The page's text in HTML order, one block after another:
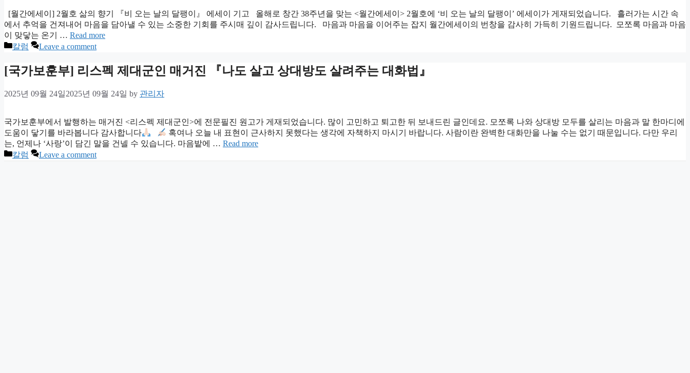
[월간에세이] 2월호 삶의 향기 『비 오는 날의 달팽이』 에세이 기고 올해로 창간 38주년을 맞는 <월간에세이> 2월호에 ‘비 오는 날의 달팽이’ 에세이가 게재되었습니다. 흘러가는 시간 속
에서 추억을 건져내어 마음을 담아낼 수 있는 소중한 기회를 주시매 깊이 감사드립니다. 마음과 마음을 이어주는 잡지 월간에세이의 번창을 감사히 가득히 기원드립니다. ​ 모쪼록 마음과 마음
이 맞닿는 온기 … Read more
Categories
칼럼 Leave a comment
[국가보훈부] 리스펙 제대군인 매거진 『나도 살고 상대방도 살려주는 대화법』
2025년 09월 24일2025년 09월 24일 by 관리자
국가보훈부에서 발행하는 매거진 <리스펙 제대군인>에 전문필진 원고가 게재되었습니다. 많이 고민하고 퇴고한 뒤 보내드린 글인데요. 모쪼록 나와 상대방 모두를 살리는 마음과 말 한마디에
도움이 닿기를 바라봅니다 감사합니다
혹여나 오늘 내 표현이 근사하지 못했다는 생각에 자책하지 마시기 바랍니다. 사람이란 완벽한 대화만을 나눌 수는 없기 때문입니다. 다만 우리
는, 언제나 ‘사랑’이 담긴 말을 건넬 수 있습니다. 마음밭에 … Read more
Categories
칼럼 Leave a comment